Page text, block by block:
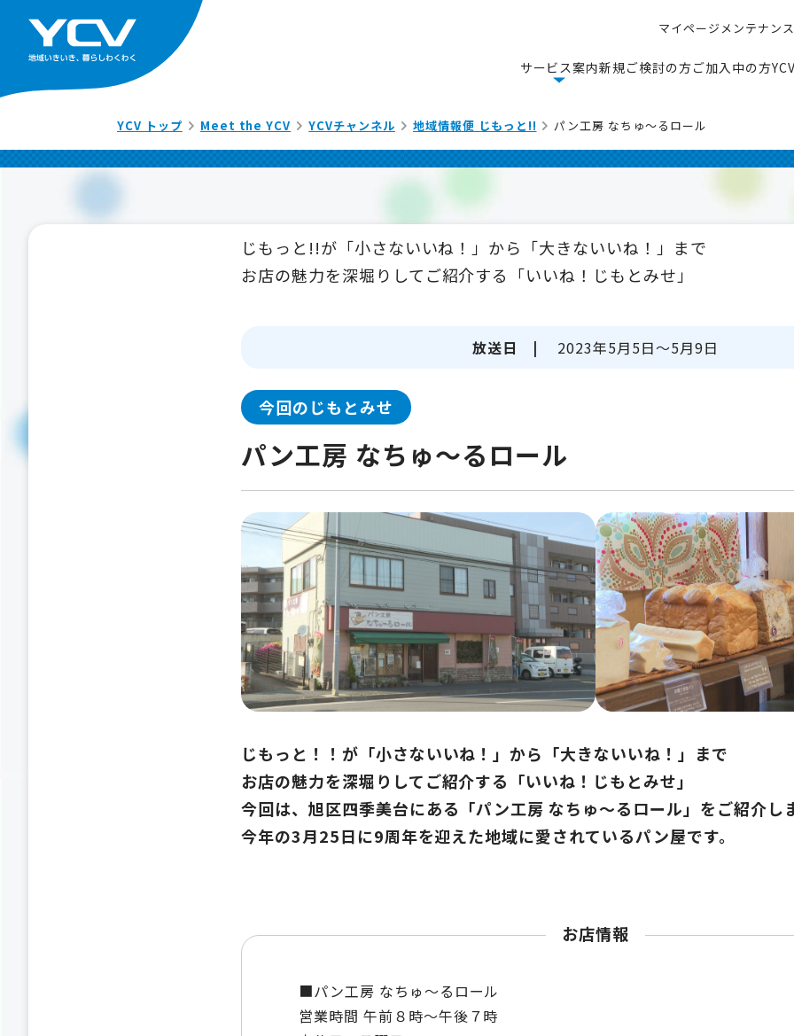
マイページ メ ンテナ ン ス
サービ ス案内
ビス
新規ご検討の方ご加入 中の方YC
YCV トップ Meet the YCV YCVチャンネル 地域情報便 じもっと!! パン工房 なちゅ～るロール
じもっと!!が「小さないいね！」から「大きないいね！」まで
お店の魅力を深堀りしてご紹介する「いいね！じもとみせ」
放送日 | 2023年5月5日～5月9日
今回のじもとみせ
パン工房 なちゅ～るロール
じもっと！！が「小さないいね！」から「大きないいね！」まで
お店の魅力を深堀りしてご紹介する「いいね！じもとみせ」
今回は、旭区四季美台にある「パン工房 なちゅ～るロール」をご紹介し
今年の3月25日に9周年を迎えた地域に愛されているパン屋です。
お店情報
■パン工房 なちゅ～るロール
営業時間 午前８時～午後７時